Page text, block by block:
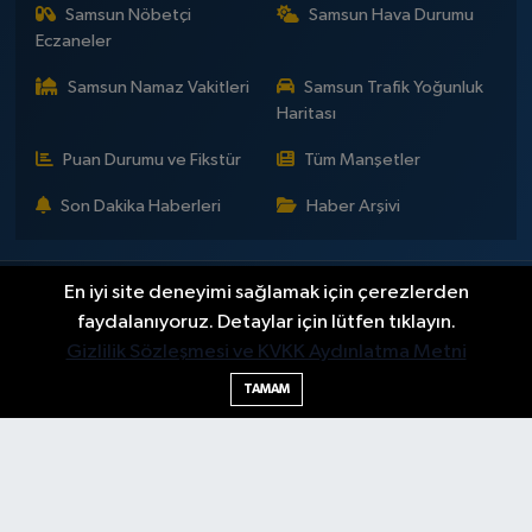
Samsun Nöbetçi
Eczaneler
Samsun Hava Durumu
Samsun Namaz Vakitleri
Samsun Trafik Yoğunluk
Haritası
Puan Durumu ve Fikstür Tüm Manşetler
Son Dakika Haberleri Haber Arşivi
İLETİŞİM KÜNYE
Gizlilik Sözleşmesi
Yayın Politikaları ve Kullanım Şartları
Yayın İlkeleri
Hakkımızda
Okan Çakır kimdir?
BİLİM DÜNYA EĞİTİM EKONOMİ
GENEL
SAMSUNSPOR KÜLTÜR - SANAT
SAMSUN HABER
En iyi site deneyimi sağlamak için çerezlerden
faydalanıyoruz. Detaylar için lütfen tıklayın.
Gizlilik Sözleşmesi ve KVKK Aydınlatma Metni
TAMAM